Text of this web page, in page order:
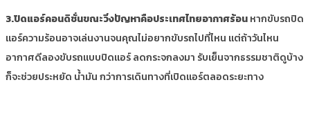
3.ปิดแอร์คอนดิชั่นขณะวิ่งปัญหาคือประเทศไทยอากาศร้อนหากขับรถปิด
แอร์ความร้อนอาจเล่นงานจนคุณไม่อยากขับรถไปที่ไหน แต่ถ้าวันไหน
อากาศดีลองขับรถแบบปิดแอร์ ลดกระจกลงมา รับเย็นจากธรรมชาติดูบ้าง
ก็จะช่วยประหยัด น้ำมัน กว่าการเดินทางที่เปิดแอร์ตลอดระยะทาง